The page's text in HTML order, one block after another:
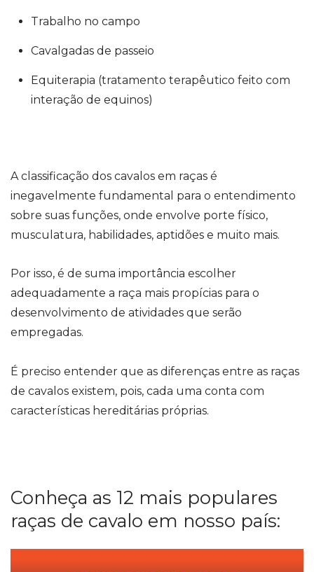
Trabalho no campo
Cavalgadas de passeio
Equiterapia (tratamento terapêutico feito com
interação de equinos)
A classificação dos cavalos em raças é
inegavelmente fundamental para o entendimento
sobre suas funções, onde envolve porte físico,
musculatura, habilidades, aptidões e muito mais.
Por isso, é de suma importância escolher
adequadamente a raça mais propícias para o
desenvolvimento de atividades que serão
empregadas.
É preciso entender que as diferenças entre as raças
de cavalos existem, pois, cada uma conta com
características hereditárias próprias.
Conheça as 12 mais populares
raças de cavalo em nosso país: